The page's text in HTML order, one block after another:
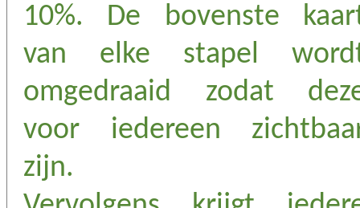
10%. De bovenste
van elke stapel
omgedraaid zodat
voor iedereen
zijn.